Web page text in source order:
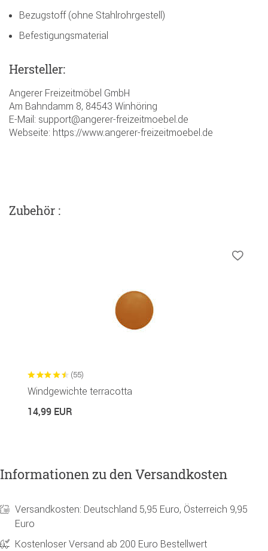
Bezugstoff (ohne Stahlrohrgestell)
Befestigungsmaterial
Hersteller:
Angerer Freizeitmöbel GmbH
Am Bahndamm 8, 84543 Winhöring
E-Mail: support@angerer-freizeitmoebel.de
Webseite: https://www.angerer-freizeitmoebel.de
Zubehör :
(55)
Windgewichte terracotta
14,99 EUR
Informationen zu den Versandkosten
Versandkosten: Deutschland 5,95 Euro, Österreich 9,95
Euro
Kostenloser Versand ab 200 Euro Bestellwert